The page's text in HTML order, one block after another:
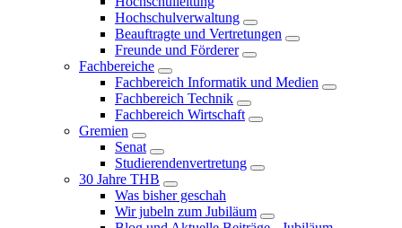
Hochschulverwaltung
Beauftragte und Vertretungen
Freunde und Förderer
Fachbereiche
Fachbereich Informatik und Medien
Fachbereich Technik
Fachbereich Wirtschaft
Gremien
Senat
Studierendenvertretung
30 Jahre THB
Was bisher geschah
Wir jubeln zum Jubiläum